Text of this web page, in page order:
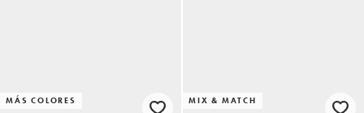
MÁS COLORES MIX & MATCH